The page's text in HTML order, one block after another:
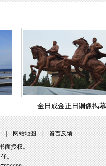
金日成金正日铜像揭幕
|网站地图|留言反馈
面授权。
。